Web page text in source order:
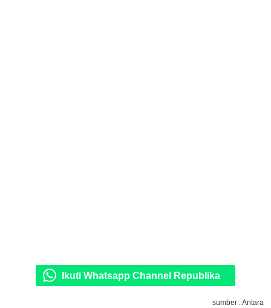
Ikuti Whatsapp Channel Republika
sumber : Antara